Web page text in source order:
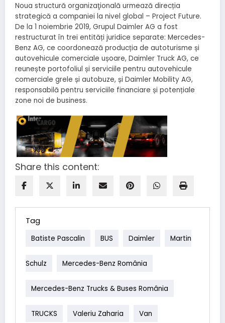
Noua structură organizaţională urmează direcția
strategică a companiei la nivel global – Project Future.
De la 1 noiembrie 2019, Grupul Daimler AG a fost
restructurat în trei entități juridice separate: Mercedes-
Benz AG, ce coordonează producția de autoturisme și
autovehicule comerciale ușoare, Daimler Truck AG, ce
reunește portofoliul și serviciile pentru autovehicule
comerciale grele și autobuze, și Daimler Mobility AG,
responsabilă pentru serviciile financiare și potențiale
zone noi de business.
Share this content:
Tag
Batiste Pascalin BUS Daimler Martin
Schulz Mercedes-Benz România
Mercedes-Benz Trucks & Buses România
TRUCKS Valeriu Zaharia Van